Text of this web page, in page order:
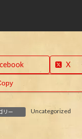
X
リー Uncategorized